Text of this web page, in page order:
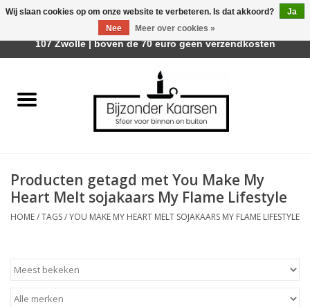
Räder Design Stories
Geurkaarsen
Tafelhaarden
Kaarsenhouders
Producten getagd met You Make My
Heart Melt sojakaars My Flame Lifestyle
HOME/TAGS/YOU MAKE MY HEART MELT SOJAKAARS MY FLAME LIFESTYLE
Wij slaan cookies op om onze website te verbeteren. Is dat akkoord?
Ja
Nee
Meer over cookies »
Afhalen is mogelijk bij Trotz Woon & Cadeau | Belvederelaan
107 Zwolle | boven de 70 euro geen verzendkosten